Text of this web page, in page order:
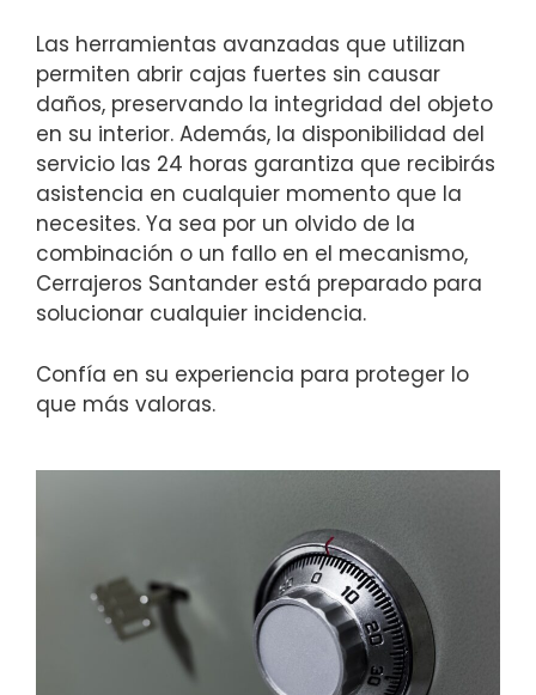
Las herramientas avanzadas que utilizan
permiten abrir cajas fuertes sin causar
daños, preservando la integridad del objeto
en su interior. Además, la disponibilidad del
servicio las 24 horas garantiza que recibirás
asistencia en cualquier momento que la
necesites. Ya sea por un olvido de la
combinación o un fallo en el mecanismo,
Cerrajeros Santander está preparado para
solucionar cualquier incidencia.
Confía en su experiencia para proteger lo
que más valoras.